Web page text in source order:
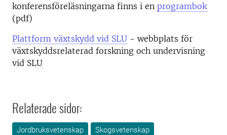
konferensföreläsningarna finns i en programbok
(pdf)
Plattform växtskydd vid SLU - webbplats för
växtskyddsrelaterad forskning och undervisning
vid SLU
Relaterade sidor:
Jordbruksvetenskap
Skogsvetenskap